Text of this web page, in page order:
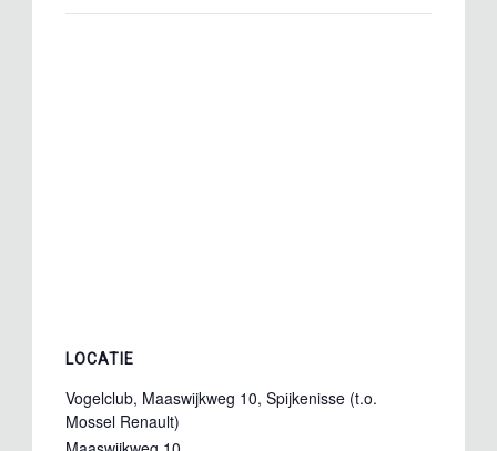
LOCATIE
Vogelclub, Maaswijkweg 10, Spijkenisse (t.o.
Mossel Renault)